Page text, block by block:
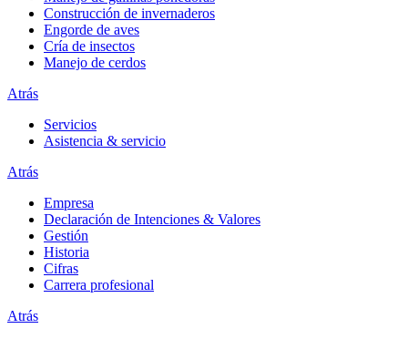
Construcción de invernaderos
Engorde de aves
Cría de insectos
Manejo de cerdos
Atrás
Servicios
Asistencia & servicio
Atrás
Empresa
Declaración de Intenciones & Valores
Gestión
Historia
Cifras
Carrera profesional
Atrás